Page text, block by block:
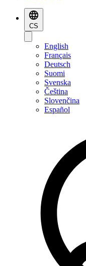
CS
English
Français
Deutsch
Suomi
Svenska
Čeština
Slovenčina
Español